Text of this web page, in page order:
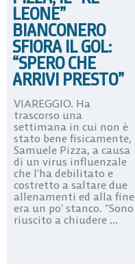
LEONE”
BIANCONERO
SFIORA IL GOL:
“SPERO CHE
ARRIVI PRESTO”
VIAREGGIO. Ha
trascorso una
settimana in cui non è
stato bene fisicamente,
Samuele Pizza, a causa
di un virus influenzale
che l’ha debilitato e
costretto a saltare due
allenamenti ed alla fine
era un po’ stanco. “Sono
riuscito a chiudere ...